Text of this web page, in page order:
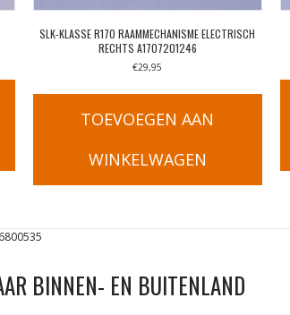
SLK-KLASSE R170 RAAMMECHANISME ELECTRISCH
RECHTS A1707201246
€29,95
TOEVOEGEN AAN
WINKELWAGEN
BINNEN- EN BUITENLAND